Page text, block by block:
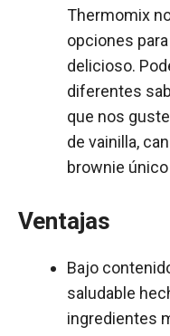
Thermomix
opciones
delicioso.
diferentes
que nos
de vainilla,
brownie
Ventajas
Bajo
saludable
ingredientes